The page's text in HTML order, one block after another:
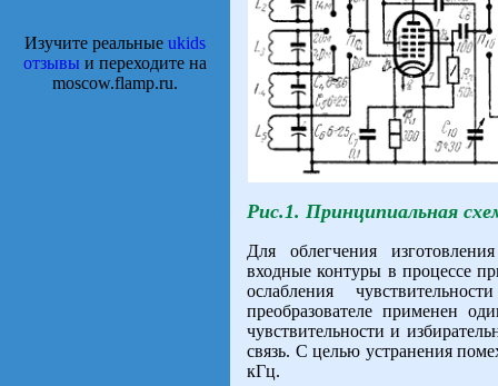
Изучите реальные ukids
отзывы и переходите на
moscow.flamp.ru.
Рис.1. Принципиальная
Для облегчения
входные контуры в процессе
ослабления
преобразователе применен
чувствительности и
связь. С целью устранения
кГц.